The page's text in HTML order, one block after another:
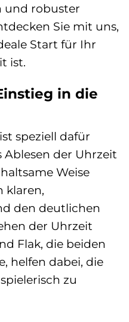
und robuster
Sie mit uns,
Start für Ihr
ist.
in die
speziell dafür
der Uhrzeit
Weise
klaren,
den deutlichen
der Uhrzeit
Flak, die beiden
helfen dabei, die
zu